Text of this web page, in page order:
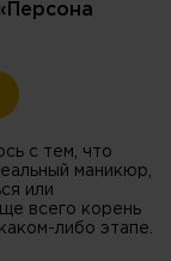
с тем, что
маникюр,
или
всего корень
либо этапе.